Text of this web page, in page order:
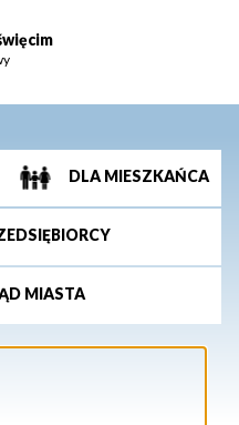
DLA MIESZKAŃCA
MIASTA